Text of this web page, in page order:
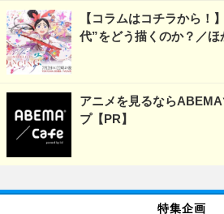
【コラムはコチラから！
代”をどう描くのか？／ほ
アニメを見るなら
プ【PR】
特集企画